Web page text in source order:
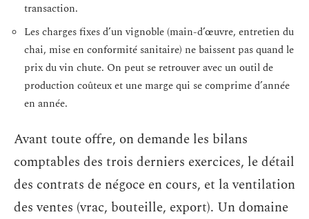
transaction.
Les charges fixes d’un vignoble (main-d’œuvre, entretien du
chai, mise en conformité sanitaire) ne baissent pas quand le
prix du vin chute. On peut se retrouver avec un outil de
production coûteux et une marge qui se comprime d’année
en année.
Avant toute offre, on demande les bilans
comptables des trois derniers exercices, le détail
des contrats de négoce en cours, et la ventilation
des ventes (vrac, bouteille, export). Un domaine